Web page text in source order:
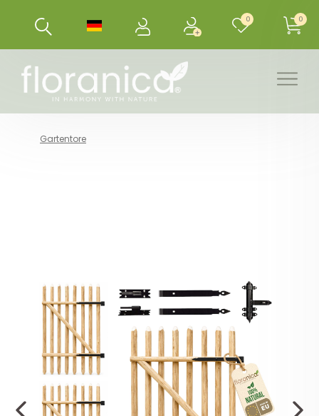
0 0
Gartentore